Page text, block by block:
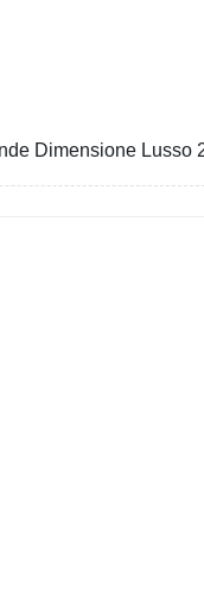
Dimensione Lusso